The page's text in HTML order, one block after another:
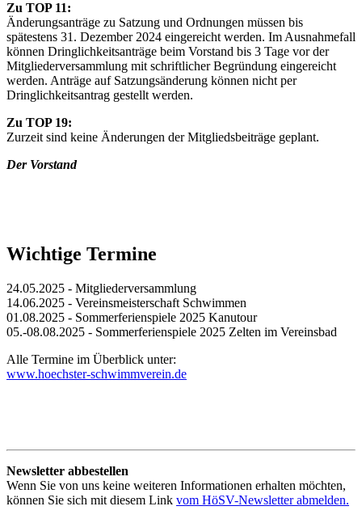
Zu TOP 11:
Änderungsanträge zu Satzung und Ordnungen müssen bis
spätestens 31. Dezember 2024 eingereicht werden. Im Ausnahmefall
können Dringlichkeitsanträge beim Vorstand bis 3 Tage vor der
Mitgliederversammlung mit schriftlicher Begründung eingereicht
werden. Anträge auf Satzungsänderung können nicht per
Dringlichkeitsantrag gestellt werden.
Zu TOP 19:
Zurzeit sind keine Änderungen der Mitgliedsbeiträge geplant.
Der Vorstand
Wichtige Termine
24.05.2025 - Mitgliederversammlung
14.06.2025 - Vereinsmeisterschaft Schwimmen
01.08.2025 - Sommerferienspiele 2025 Kanutour
05.-08.08.2025 - Sommerferienspiele 2025 Zelten im Vereinsbad
Alle Termine im Überblick unter:
www.hoechster-schwimmverein.de
Newsletter abbestellen
Wenn Sie von uns keine weiteren Informationen erhalten möchten,
können Sie sich mit diesem Link vom HöSV-Newsletter abmelden.